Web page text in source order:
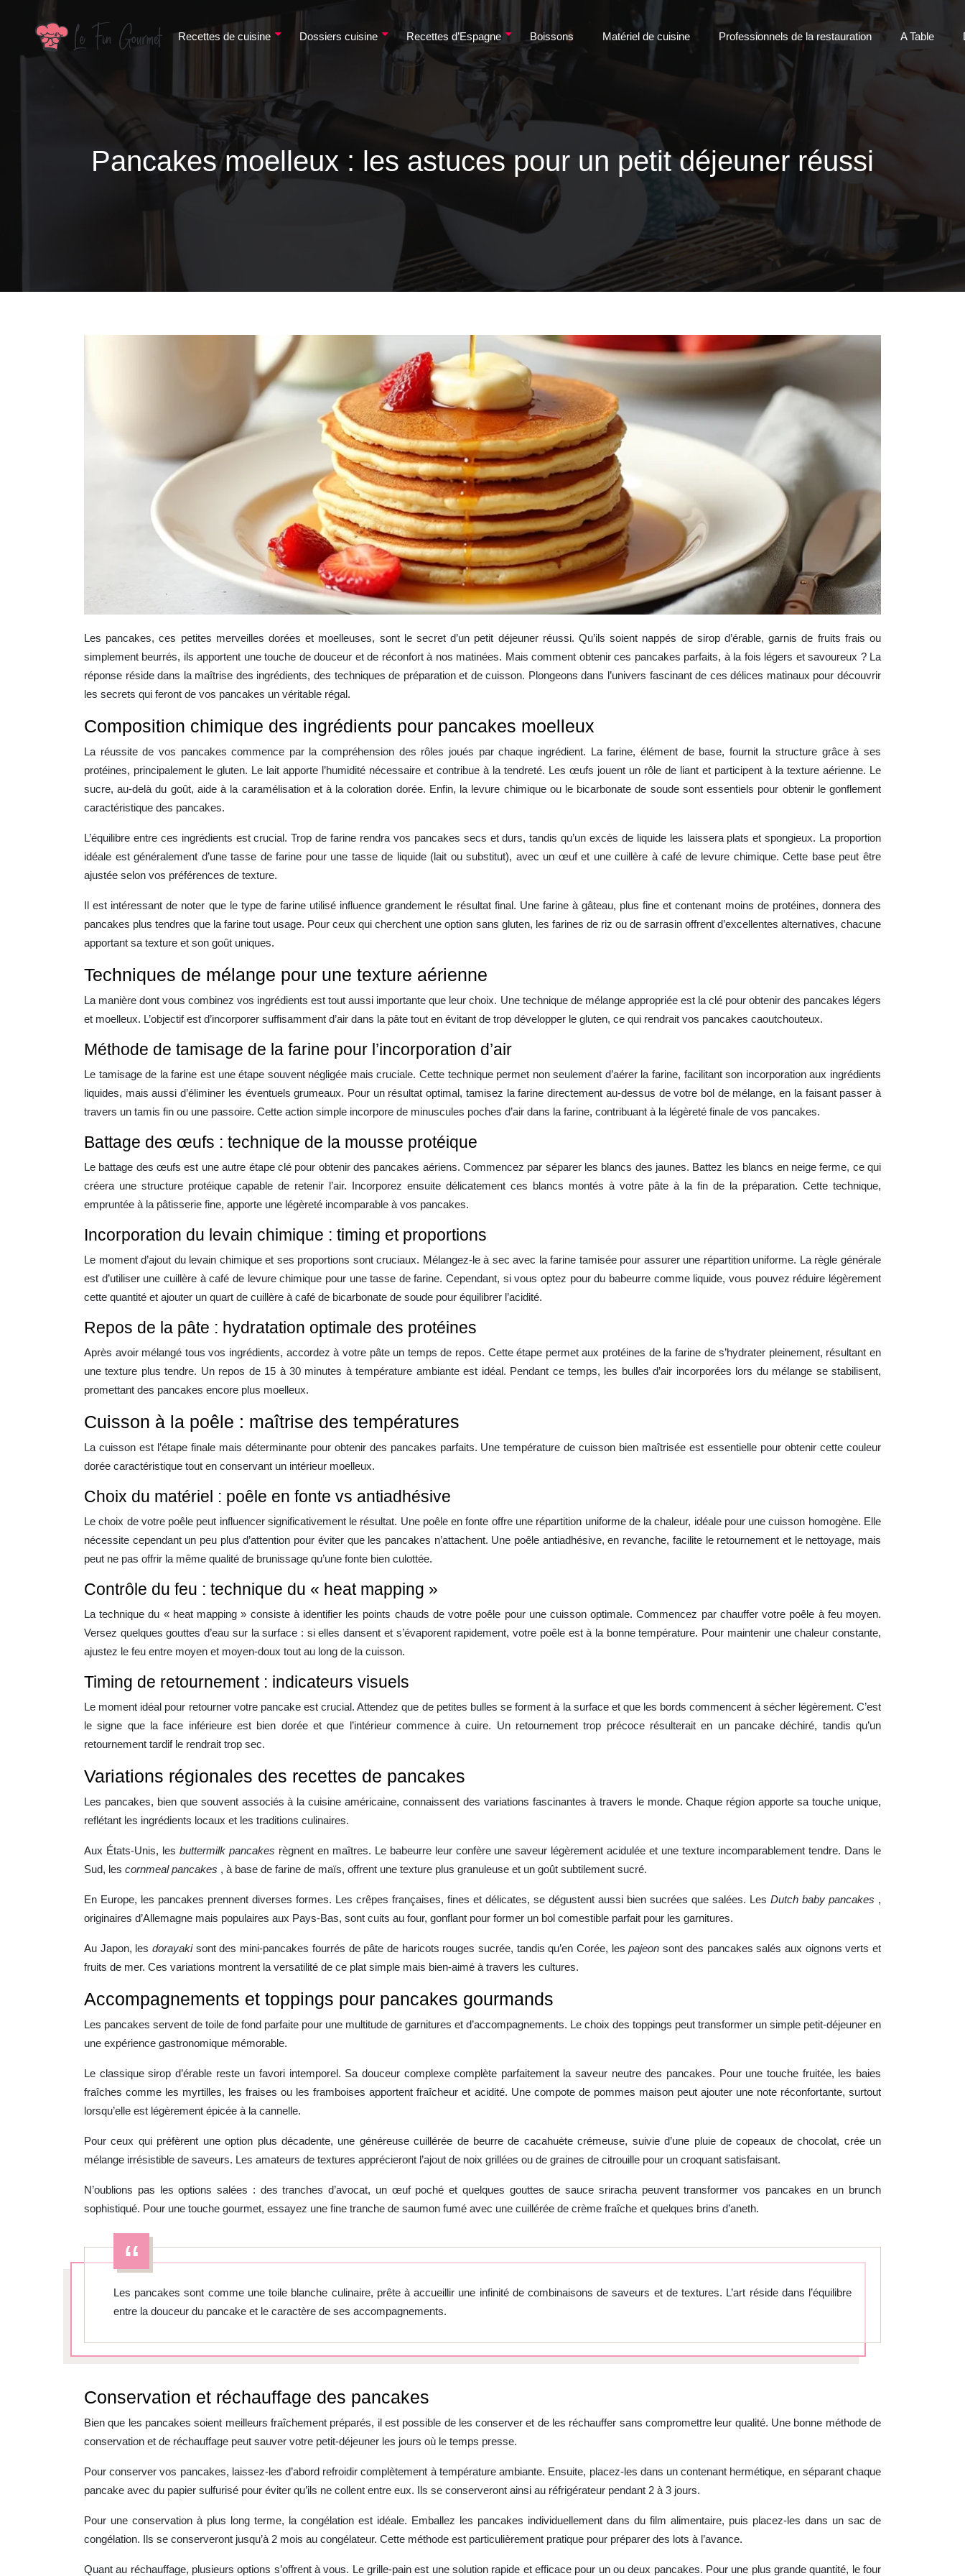
Recettes de cuisine Dossiers cuisine Recettes d’Espagne Boissons Matériel de cuisine Professionnels de la restauration A Table
Pancakes moelleux : les astuces pour un petit déjeuner réussi
Les pancakes, ces petites merveilles dorées et moelleuses, sont le secret d’un petit déjeuner réussi. Qu’ils soient nappés de sirop d’érable, garnis de fruits frais ou
simplement beurrés, ils apportent une touche de douceur et de réconfort à nos matinées. Mais comment obtenir ces pancakes parfaits, à la fois légers et savoureux ? La
réponse réside dans la maîtrise des ingrédients, des techniques de préparation et de cuisson. Plongeons dans l’univers fascinant de ces délices matinaux pour découvrir
les secrets qui feront de vos pancakes un véritable régal.
Composition chimique des ingrédients pour pancakes moelleux
La réussite de vos pancakes commence par la compréhension des rôles joués par chaque ingrédient. La farine, élément de base, fournit la structure grâce à ses
protéines, principalement le gluten. Le lait apporte l’humidité nécessaire et contribue à la tendreté. Les œufs jouent un rôle de liant et participent à la texture aérienne. Le
sucre, au-delà du goût, aide à la caramélisation et à la coloration dorée. Enfin, la levure chimique ou le bicarbonate de soude sont essentiels pour obtenir le gonflement
caractéristique des pancakes.
L’équilibre entre ces ingrédients est crucial. Trop de farine rendra vos pancakes secs et durs, tandis qu’un excès de liquide les laissera plats et spongieux. La proportion
idéale est généralement d’une tasse de farine pour une tasse de liquide (lait ou substitut), avec un œuf et une cuillère à café de levure chimique. Cette base peut être
ajustée selon vos préférences de texture.
Il est intéressant de noter que le type de farine utilisé influence grandement le résultat final. Une farine à gâteau, plus fine et contenant moins de protéines, donnera des
pancakes plus tendres que la farine tout usage. Pour ceux qui cherchent une option sans gluten, les farines de riz ou de sarrasin offrent d’excellentes alternatives, chacune
apportant sa texture et son goût uniques.
Techniques de mélange pour une texture aérienne
La manière dont vous combinez vos ingrédients est tout aussi importante que leur choix. Une technique de mélange appropriée est la clé pour obtenir des pancakes légers
et moelleux. L’objectif est d’incorporer suffisamment d’air dans la pâte tout en évitant de trop développer le gluten, ce qui rendrait vos pancakes caoutchouteux.
Méthode de tamisage de la farine pour l’incorporation d’air
Le tamisage de la farine est une étape souvent négligée mais cruciale. Cette technique permet non seulement d’aérer la farine, facilitant son incorporation aux ingrédients
liquides, mais aussi d’éliminer les éventuels grumeaux. Pour un résultat optimal, tamisez la farine directement au-dessus de votre bol de mélange, en la faisant passer à
travers un tamis fin ou une passoire. Cette action simple incorpore de minuscules poches d’air dans la farine, contribuant à la légèreté finale de vos pancakes.
Battage des œufs : technique de la mousse protéique
Le battage des œufs est une autre étape clé pour obtenir des pancakes aériens. Commencez par séparer les blancs des jaunes. Battez les blancs en neige ferme, ce qui
créera une structure protéique capable de retenir l’air. Incorporez ensuite délicatement ces blancs montés à votre pâte à la fin de la préparation. Cette technique,
empruntée à la pâtisserie fine, apporte une légèreté incomparable à vos pancakes.
Incorporation du levain chimique : timing et proportions
Le moment d’ajout du levain chimique et ses proportions sont cruciaux. Mélangez-le à sec avec la farine tamisée pour assurer une répartition uniforme. La règle générale
est d’utiliser une cuillère à café de levure chimique pour une tasse de farine. Cependant, si vous optez pour du babeurre comme liquide, vous pouvez réduire légèrement
cette quantité et ajouter un quart de cuillère à café de bicarbonate de soude pour équilibrer l’acidité.
Repos de la pâte : hydratation optimale des protéines
Après avoir mélangé tous vos ingrédients, accordez à votre pâte un temps de repos. Cette étape permet aux protéines de la farine de s’hydrater pleinement, résultant en
une texture plus tendre. Un repos de 15 à 30 minutes à température ambiante est idéal. Pendant ce temps, les bulles d’air incorporées lors du mélange se stabilisent,
promettant des pancakes encore plus moelleux.
Cuisson à la poêle : maîtrise des températures
La cuisson est l’étape finale mais déterminante pour obtenir des pancakes parfaits. Une température de cuisson bien maîtrisée est essentielle pour obtenir cette couleur
dorée caractéristique tout en conservant un intérieur moelleux.
Choix du matériel : poêle en fonte vs antiadhésive
Le choix de votre poêle peut influencer significativement le résultat. Une poêle en fonte offre une répartition uniforme de la chaleur, idéale pour une cuisson homogène. Elle
nécessite cependant un peu plus d’attention pour éviter que les pancakes n’attachent. Une poêle antiadhésive, en revanche, facilite le retournement et le nettoyage, mais
peut ne pas offrir la même qualité de brunissage qu’une fonte bien culottée.
Contrôle du feu : technique du « heat mapping »
La technique du « heat mapping » consiste à identifier les points chauds de votre poêle pour une cuisson optimale. Commencez par chauffer votre poêle à feu moyen.
Versez quelques gouttes d’eau sur la surface : si elles dansent et s’évaporent rapidement, votre poêle est à la bonne température. Pour maintenir une chaleur constante,
ajustez le feu entre moyen et moyen-doux tout au long de la cuisson.
Timing de retournement : indicateurs visuels
Le moment idéal pour retourner votre pancake est crucial. Attendez que de petites bulles se forment à la surface et que les bords commencent à sécher légèrement. C’est
le signe que la face inférieure est bien dorée et que l’intérieur commence à cuire. Un retournement trop précoce résulterait en un pancake déchiré, tandis qu’un
retournement tardif le rendrait trop sec.
Variations régionales des recettes de pancakes
Les pancakes, bien que souvent associés à la cuisine américaine, connaissent des variations fascinantes à travers le monde. Chaque région apporte sa touche unique,
reflétant les ingrédients locaux et les traditions culinaires.
Aux États-Unis, les buttermilk pancakes règnent en maîtres. Le babeurre leur confère une saveur légèrement acidulée et une texture incomparablement tendre. Dans le
Sud, les cornmeal pancakes , à base de farine de maïs, offrent une texture plus granuleuse et un goût subtilement sucré.
En Europe, les pancakes prennent diverses formes. Les crêpes françaises, fines et délicates, se dégustent aussi bien sucrées que salées. Les Dutch baby pancakes ,
originaires d’Allemagne mais populaires aux Pays-Bas, sont cuits au four, gonflant pour former un bol comestible parfait pour les garnitures.
Au Japon, lesdorayaki sont des mini-pancakes fourrés de pâte de haricots rouges sucrée, tandis qu’en Corée, lespajeonsont des pancakes salés aux oignons verts et
fruits de mer. Ces variations montrent la versatilité de ce plat simple mais bien-aimé à travers les cultures.
Accompagnements et toppings pour pancakes gourmands
Les pancakes servent de toile de fond parfaite pour une multitude de garnitures et d’accompagnements. Le choix des toppings peut transformer un simple petit-déjeuner en
une expérience gastronomique mémorable.
Le classique sirop d’érable reste un favori intemporel. Sa douceur complexe complète parfaitement la saveur neutre des pancakes. Pour une touche fruitée, les baies
fraîches comme les myrtilles, les fraises ou les framboises apportent fraîcheur et acidité. Une compote de pommes maison peut ajouter une note réconfortante, surtout
lorsqu’elle est légèrement épicée à la cannelle.
Pour ceux qui préfèrent une option plus décadente, une généreuse cuillérée de beurre de cacahuète crémeuse, suivie d’une pluie de copeaux de chocolat, crée un
mélange irrésistible de saveurs. Les amateurs de textures apprécieront l’ajout de noix grillées ou de graines de citrouille pour un croquant satisfaisant.
N’oublions pas les options salées : des tranches d’avocat, un œuf poché et quelques gouttes de sauce sriracha peuvent transformer vos pancakes en un brunch
sophistiqué. Pour une touche gourmet, essayez une fine tranche de saumon fumé avec une cuillérée de crème fraîche et quelques brins d’aneth.
Les pancakes sont comme une toile blanche culinaire, prête à accueillir une infinité de combinaisons de saveurs et de textures. L’art réside dans l’équilibre
entre la douceur du pancake et le caractère de ses accompagnements.
Conservation et réchauffage des pancakes
Bien que les pancakes soient meilleurs fraîchement préparés, il est possible de les conserver et de les réchauffer sans compromettre leur qualité. Une bonne méthode de
conservation et de réchauffage peut sauver votre petit-déjeuner les jours où le temps presse.
Pour conserver vos pancakes, laissez-les d’abord refroidir complètement à température ambiante. Ensuite, placez-les dans un contenant hermétique, en séparant chaque
pancake avec du papier sulfurisé pour éviter qu’ils ne collent entre eux. Ils se conserveront ainsi au réfrigérateur pendant 2 à 3 jours.
Pour une conservation à plus long terme, la congélation est idéale. Emballez les pancakes individuellement dans du film alimentaire, puis placez-les dans un sac de
congélation. Ils se conserveront jusqu’à 2 mois au congélateur. Cette méthode est particulièrement pratique pour préparer des lots à l’avance.
Quant au réchauffage, plusieurs options s’offrent à vous. Le grille-pain est une solution rapide et efficace pour un ou deux pancakes. Pour une plus grande quantité, le four